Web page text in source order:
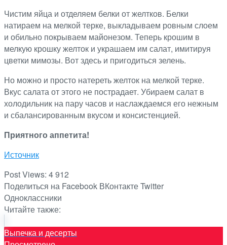
Чистим яйца и отделяем белки от желтков. Белки
натираем на мелкой терке, выкладываем ровным слоем
и обильно покрываем майонезом. Теперь крошим в
мелкую крошку желток и украшаем им салат, имитируя
цветки мимозы. Вот здесь и пригодиться зелень.
Но можно и просто натереть желток на мелкой терке.
Вкус салата от этого не пострадает. Убираем салат в
холодильник на пару часов и наслаждаемся его нежным
и сбалансированным вкусом и консистенцией.
Приятного аппетита!
Источник
Post Views: 4 912
Поделиться на Facebook ВКонтактеTwitter
Одноклассники
Читайте также:
Выпечка и десерты